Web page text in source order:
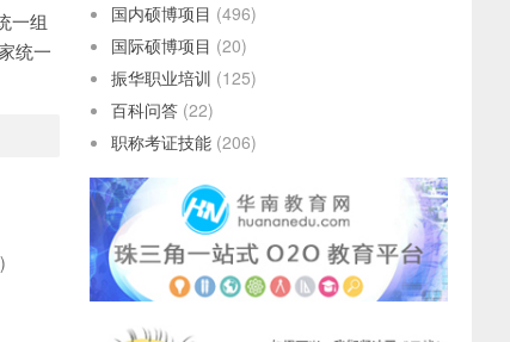
一组
统一
)
国内硕博项目 (496)
国际硕博项目 (20)
振华职业培训 (125)
百科问答 (22)
职称考证技能 (206)